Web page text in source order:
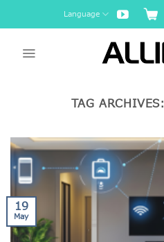
to
Language
TAG ARCHIVES:
19
May